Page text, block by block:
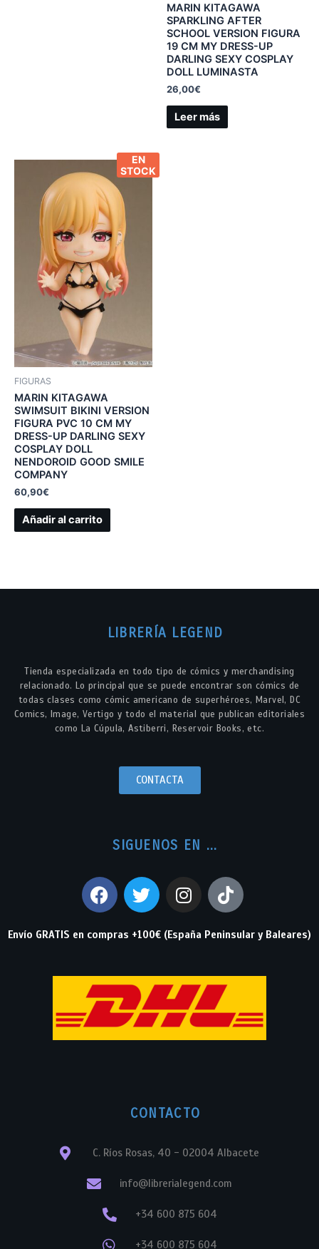
MARIN KITAGAWA
SPARKLING AFTER
SCHOOL VERSION FIGURA
19 CM MY DRESS-UP
DARLING SEXY COSPLAY
DOLL LUMINASTA
26,00€
Leer más
EN
STOCK
FIGURAS
MARIN KITAGAWA
SWIMSUIT BIKINI VERSION
FIGURA PVC 10 CM MY
DRESS-UP DARLING SEXY
COSPLAY DOLL
NENDOROID GOOD SMILE
COMPANY
60,90€
Añadir al carrito
LIBRERÍA LEGEND
Tienda especializada en todo tipo de cómics y merchandising
relacionado. Lo principal que se puede encontrar son cómics de
todas clases como cómic americano de superhéroes, Marvel, DC
Comics, Image, Vertigo y todo el material que publican editoriales
como La Cúpula, Astiberri, Reservoir Books, etc.
CONTACTA
SIGUENOS EN ...
Envío GRATIS en compras +100€ (España Peninsular y Baleares)
CONTACTO
C. Ríos Rosas, 40 - 02004 Albacete
info@librerialegend.com
+34 600 875 604
+34 600 875 604